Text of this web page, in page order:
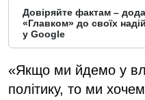
Довіряйте фактам –
«Главком» до своїх
у Google
«Якщо ми йдемо у
політику, то ми